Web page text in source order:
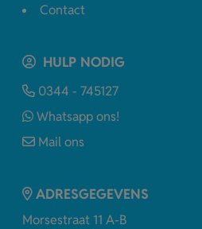
Contact
HULP NODIG
0344 - 745127
Whatsapp ons!
Mail ons
ADRESGEGEVENS
Morsestraat 11 A-B